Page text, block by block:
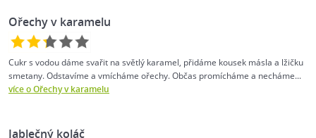
Ořechy v karamelu
Cukr s vodou dáme svařit na světlý karamel, přidáme kousek másla a lžičku
smetany. Odstavíme a vmícháme ořechy. Občas promícháme a necháme...
více o Ořechy v karamelu
Jablečný koláč